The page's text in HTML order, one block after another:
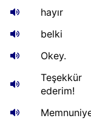
hayır
belki
Okey.
Teşekkür
ederim!